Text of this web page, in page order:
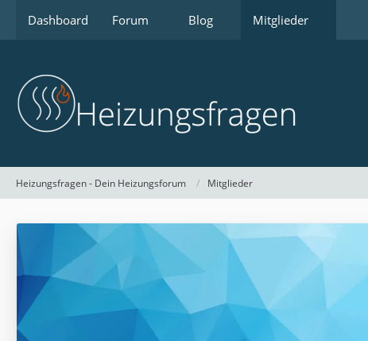
Dashboard Forum Blog Mitglieder
Heizungsfragen - Dein Heizungsforum Mitglieder